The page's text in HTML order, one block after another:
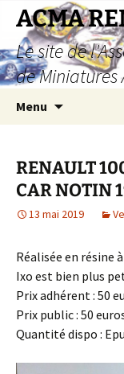
Aller
contenu
ACMA
Le site de
de
Menu
RENAULT
CAR NOTIN
13 mai 2019
Réalisée en résine
Ixo est bien plus
Prix adhérent : 50
Prix public : 50
Quantité dispo :